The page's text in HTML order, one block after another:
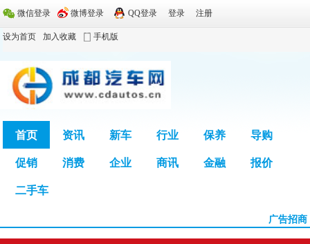
微信登录 微博登录 QQ登录 登录 注册
设为首页 加入收藏 手机版
首页 资讯 新车 行业 保养 导购
促销 消费 企业 商讯 金融 报价
二手车
广告招商